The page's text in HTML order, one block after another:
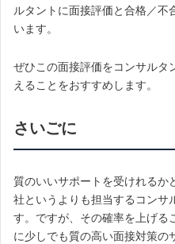
ルタントに面接評価と合格／不
います。
ぜひこの面接評価をコンサルタ
えることをおすすめします。
さいごに
質のいいサポートを受けれるか
社というよりも担当するコンサ
す。ですが、その確率を上げる
に少しでも質の高い面接対策の